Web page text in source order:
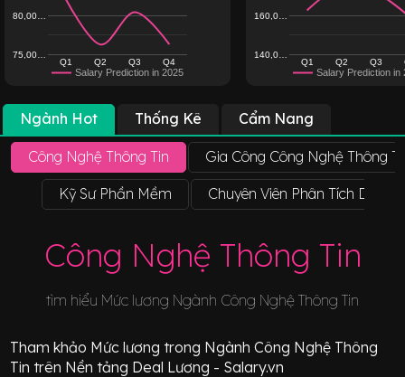
Salary Prediction in 2025
Q1 Q2 Q3 Q4
75,00…
80,00…
Salary Prediction in
Q1 Q2 Q3
140,0…
160,0…
Ngành Hot Thống Kê Cẩm Nang
Công Nghệ Thông Tin Gia Công Công Nghệ Thông
Kỹ Sư Phần Mềm Chuyên Viên Phân Tích Dữ
Công Nghệ Thông Tin
tìm hiểu Mức lương Ngành Công Nghệ Thông Tin
Tham khảo Mức lương trong NgànhCông Nghệ Thông
Tin trên Nền tảng Deal Lương - Salary.vn